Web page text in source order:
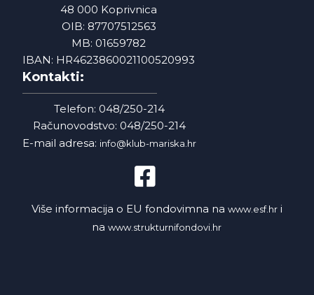
48 000 Koprivnica
OIB: 87707512563
MB: 01659782
IBAN: HR4623860021100520993
Kontakti:
Telefon: 048/250-214
Računovodstvo: 048/250-214
E-mail adresa: info@klub-mariska.hr
Više informacija o EU fondovimna na www.esf.hri
nawww.strukturnifondovi.hr